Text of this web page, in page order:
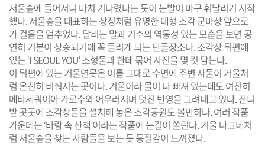
서울숲에 들어서니 마치 기다렸다는 듯이 눈발이 마구 휘날리기 시작
했다. 서울숲을 대표하는 상징처럼 유명한 대형 조각 군마상 앞으로
가 걸음을 멈추었다. 달리는 말과 기수의 역동성 있는 모습을 보면 공
연히 기분이 상승되기에 꼭 들리게 되는 단골장소다. 조각상 뒤편에
있는 ‘I SEOUL YOU’ 조형물과 한데 묶어 사진을 몇 컷 담는다.
이 뒤편에 있는 거울연못은 이름 그대로 수면에 주변 사물이 거울처
럼 온전히 비춰지는 곳이다. 겨울이라 물이 다 빠져 있는데도 여전히
메타세쿼이아 가로수와 어우러지며 멋진 반영을 그려내고 있다. 잔디
밭 곳곳에 조각상들을 설치해 놓은 조각공원도 볼만하다. 여러 작품
가운데는 ‘바람 속 산책’이라는 작품에 눈길이 쏠린다. 겨울 나그네처
럼 서울숲을 찾는 사람들을 보는 듯 동질감이 느껴졌다.